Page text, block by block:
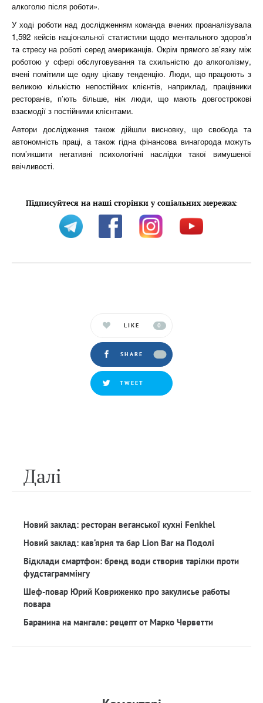
алкоголю після роботи».
У ході роботи над дослідженням команда вчених проаналізувала
1,592 кейсів національної статистики щодо ментального здоров’я
та стресу на роботі серед американців. Окрім прямого зв’язку між
роботою у сфері обслуговування та схильністю до алкоголізму,
вчені помітили ще одну цікаву тенденцію. Люди, що працюють з
великою кількістю непостійних клієнтів, наприклад, працівники
ресторанів, п’ють більше, ніж люди, що мають довгострокові
взаємодії з постійними клієнтами.
Автори дослідження також дійшли висновку, що свобода та
автономність праці, а також гідна фінансова винагорода можуть
пом’якшити негативні психологічні наслідки такої вимушеної
ввічливості.
Підписуйтеся на наші сторінки у соціальних мережах:
LIKE 0
SHARE
TWEET
Далi
Новий заклад: ресторан веганської кухні Fenkhel
Новий заклад: кав‘ярня та бар Lion Bar на Подолі
Відклади смартфон: бренд води створив тарілки проти
фудстаграммінгу
Шеф-повар Юрий Ковриженко про закулисье работы
повара
Баранина на мангале: рецепт от Марко Черветти